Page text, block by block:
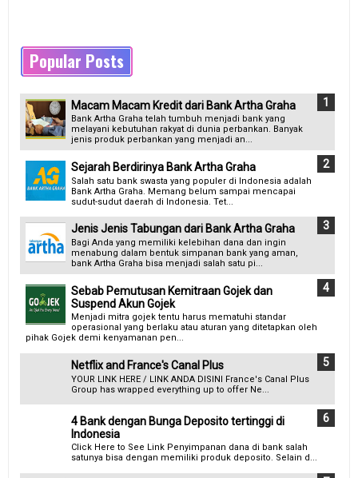
Popular Posts
Macam Macam Kredit dari Bank Artha Graha
Bank Artha Graha telah tumbuh menjadi bank yang
melayani kebutuhan rakyat di dunia perbankan. Banyak
jenis produk perbankan yang menjadi an...
Sejarah Berdirinya Bank Artha Graha
Salah satu bank swasta yang populer di Indonesia adalah
Bank Artha Graha. Memang belum sampai mencapai
sudut-sudut daerah di Indonesia. Tet...
Jenis Jenis Tabungan dari Bank Artha Graha
Bagi Anda yang memiliki kelebihan dana dan ingin
menabung dalam bentuk simpanan bank yang aman,
bank Artha Graha bisa menjadi salah satu pi...
Sebab Pemutusan Kemitraan Gojek dan
Suspend Akun Gojek
Menjadi mitra gojek tentu harus mematuhi standar
operasional yang berlaku atau aturan yang ditetapkan oleh
pihak Gojek demi kenyamanan pen...
Netflix and France's Canal Plus
YOUR LINK HERE / LINK ANDA DISINI France's Canal Plus
Group has wrapped everything up to offer Ne...
4 Bank dengan Bunga Deposito tertinggi di
Indonesia
Click Here to See Link Penyimpanan dana di bank salah
satunya bisa dengan memiliki produk deposito. Selain d...